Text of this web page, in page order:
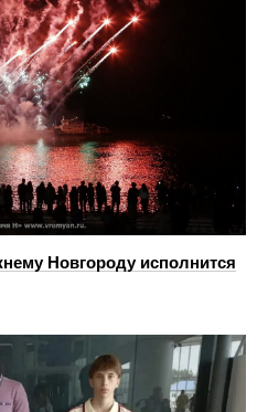
Новгороду исполнится